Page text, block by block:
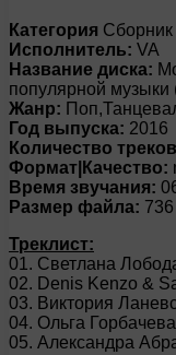
Категория Сборник
Исполнитель: VA
Название диска:
популярной музыки
Жанр:
Год выпуска: 2016
Количество
Формат|Качество:
Время звучания:
Размер файла:
Треклист:
01. Светлана
02. Denis Kenzo &
03. Виктория
04. Ольга
05. Александра